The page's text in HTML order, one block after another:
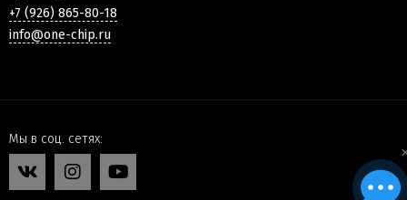
+7 (926) 865-80-18
info@one-chip.ru
Мы в соц. сетях